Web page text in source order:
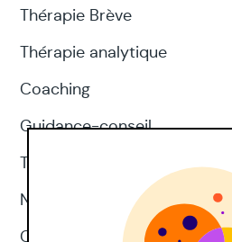
Thérapie Brève
Thérapie analytique
Coaching
Guidance-conseil
Thérapie d'acceptation et
Neuropsychologie
CNV